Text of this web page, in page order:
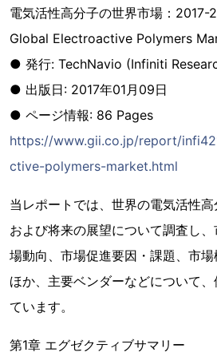
電気活性高分子の世界市場：2017-
Global Electroactive Polymers
● 発行: TechNavio (Infiniti
● 出版日: 2017年01月09日
● ページ情報: 86 Pages
https://www.gii.co.jp/report/
ctive-polymers-market.html
当レポートでは、世界の電気活性
および将来の展望について調査し
場動向、市場促進要因・課題、市
ほか、主要ベンダーなどについて
ています。
第1章 エグゼクティブサマリー